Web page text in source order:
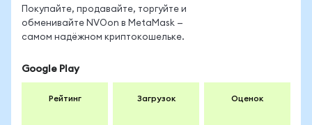
Покупайте, продавайте, торгуйте и
обменивайте NVOon в MetaMask —
самом надёжном криптокошельке.
Google Play
Рейтинг Загрузок Оценок